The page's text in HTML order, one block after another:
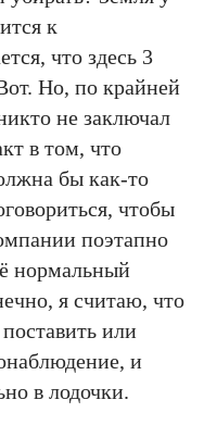
к
что здесь 3
Но, по крайней
не заключал
в том, что
бы как-то
чтобы
поэтапно
нормальный
я считаю, что
или
и
в лодочки.